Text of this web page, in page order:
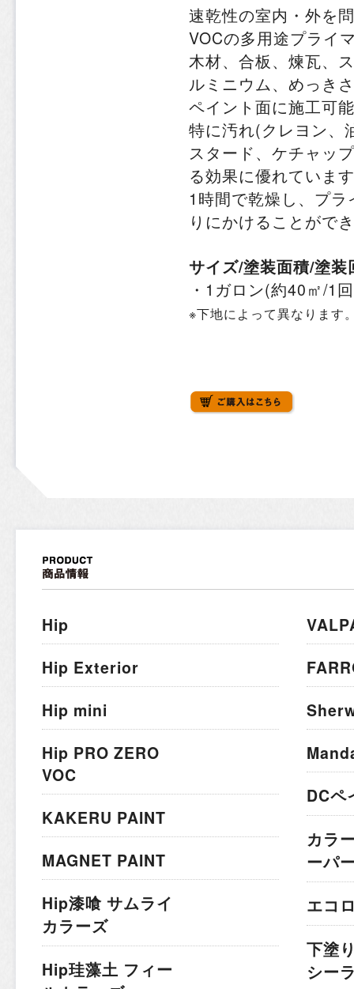
速乾性の室内・外を
VOCの多用途プライ
木材、合板、煉瓦、
ルミニウム、めっき
ペイント面に施工可
特に汚れ(クレヨン、
スタード、ケチャッ
る効果に優れていま
1時間で乾燥し、プ
りにかけることがで
サイズ/塗装面積/塗装
・1ガロン(約40㎡/1
※下地によって異なります
Hip
Hip Exterior
Hip mini
Hip PRO ZERO
VOC
KAKERU PAINT
MAGNET PAINT
Hip漆喰 サムライ
カラーズ
Hip珪藻土 フィー
DCペ
カラ
ーパ
エコ
下塗
シー